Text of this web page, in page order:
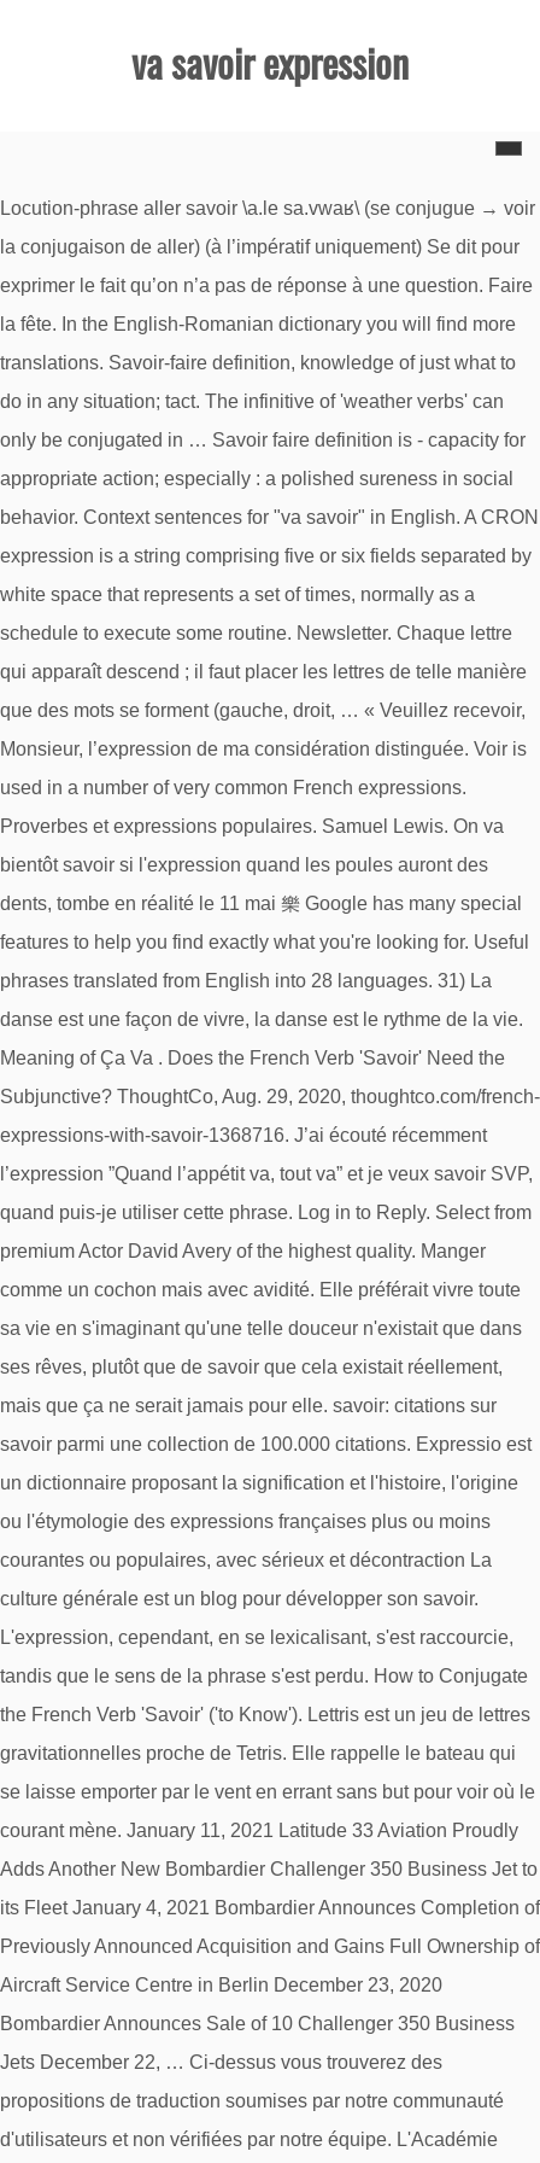
va savoir expression
Locution-phrase aller savoir \a.le sa.vwaʁ\ (se conjugue → voir
la conjugaison de aller) (à l’impératif uniquement) Se dit pour
exprimer le fait qu’on n’a pas de réponse à une question. Faire
la fête. In the English-Romanian dictionary you will find more
translations. Savoir-faire definition, knowledge of just what to
do in any situation; tact. The infinitive of 'weather verbs' can
only be conjugated in … Savoir faire definition is - capacity for
appropriate action; especially : a polished sureness in social
behavior. Context sentences for "va savoir" in English. A CRON
expression is a string comprising five or six fields separated by
white space that represents a set of times, normally as a
schedule to execute some routine. Newsletter. Chaque lettre
qui apparaît descend ; il faut placer les lettres de telle manière
que des mots se forment (gauche, droit, … « Veuillez recevoir,
Monsieur, l’expression de ma considération distinguée. Voir is
used in a number of very common French expressions.
Proverbes et expressions populaires. Samuel Lewis. On va
bientôt savoir si l'expression quand les poules auront des
dents, tombe en réalité le 11 mai 樂 Google has many special
features to help you find exactly what you're looking for. Useful
phrases translated from English into 28 languages. 31) La
danse est une façon de vivre, la danse est le rythme de la vie.
Meaning of Ça Va . Does the French Verb 'Savoir' Need the
Subjunctive? ThoughtCo, Aug. 29, 2020, thoughtco.com/french-
expressions-with-savoir-1368716. J’ai écouté récemment
l’expression ”Quand l’appétit va, tout va” et je veux savoir SVP,
quand puis-je utiliser cette phrase. Log in to Reply. Select from
premium Actor David Avery of the highest quality. Manger
comme un cochon mais avec avidité. Elle préférait vivre toute
sa vie en s'imaginant qu'une telle douceur n'existait que dans
ses rêves, plutôt que de savoir que cela existait réellement,
mais que ça ne serait jamais pour elle. savoir: citations sur
savoir parmi une collection de 100.000 citations. Expressio est
un dictionnaire proposant la signification et l'histoire, l'origine
ou l'étymologie des expressions françaises plus ou moins
courantes ou populaires, avec sérieux et décontraction La
culture générale est un blog pour développer son savoir.
L'expression, cependant, en se lexicalisant, s'est raccourcie,
tandis que le sens de la phrase s'est perdu. How to Conjugate
the French Verb 'Savoir' ('to Know'). Lettris est un jeu de lettres
gravitationnelles proche de Tetris. Elle rappelle le bateau qui
se laisse emporter par le vent en errant sans but pour voir où le
courant mène. January 11, 2021 Latitude 33 Aviation Proudly
Adds Another New Bombardier Challenger 350 Business Jet to
its Fleet January 4, 2021 Bombardier Announces Completion of
Previously Announced Acquisition and Gains Full Ownership of
Aircraft Service Centre in Berlin December 23, 2020
Bombardier Announces Sale of 10 Challenger 350 Business
Jets December 22, … Ci-dessus vous trouverez des
propositions de traduction soumises par notre communauté
d'utilisateurs et non vérifiées par notre équipe. L'Académie